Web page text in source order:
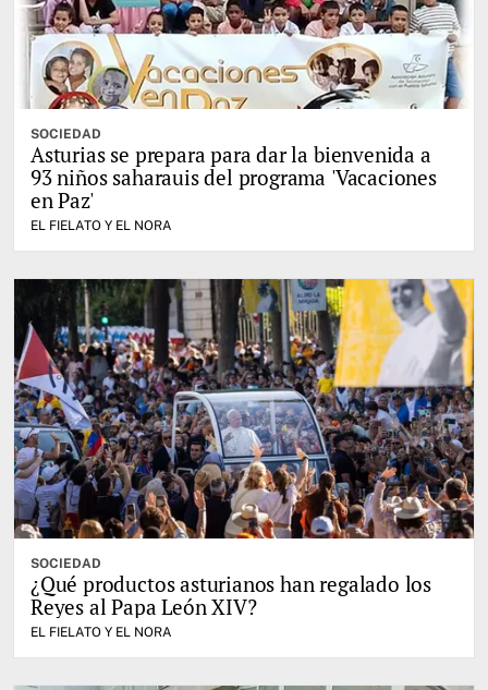
SOCIEDAD
Asturias se prepara para dar la bienvenida a
93 niños saharauis del programa 'Vacaciones
en Paz'
EL FIELATO Y EL NORA
SOCIEDAD
¿Qué productos asturianos han regalado los
Reyes al Papa León XIV?
EL FIELATO Y EL NORA